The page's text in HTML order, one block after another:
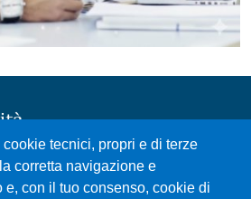
tecnici, propri e di terze
corretta navigazione e
e, con il tuo consenso, cookie di